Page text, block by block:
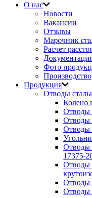
О нас
Новости
Вакансии
Отзывы
Марочник
Расчет
Фото
Производство
Продукция
Отводы
Колено
Отводы
Отводы
Отводы
Отводы
17375-
Отводы
Отводы
Отводы